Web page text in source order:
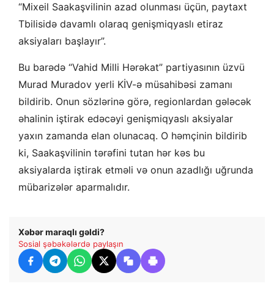
“Mixeil Saakaşvilinin azad olunması üçün, paytaxt
Tbilisidə davamlı olaraq genişmiqyaslı etiraz
aksiyaları başlayır”.
Bu barədə “Vahid Milli Hərəkat” partiyasının üzvü
Murad Muradov yerli KİV-ə müsahibəsi zamanı
bildirib. Onun sözlərinə görə, regionlardan gələcək
əhalinin iştirak edəcəyi genişmiqyaslı aksiyalar
yaxın zamanda elan olunacaq. O həmçinin bildirib
ki, Saakaşvilinin tərəfini tutan hər kəs bu
aksiyalarda iştirak etməli və onun azadlığı uğrunda
mübarizələr aparmalıdır.
Xəbər maraqlı gəldi?
Sosial şəbəkələrdə paylaşın